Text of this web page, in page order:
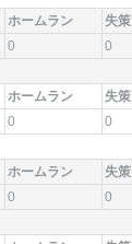
ホームラン
失策
0
0
ホームラン
失策
0
0
ホームラン
失策
0
0